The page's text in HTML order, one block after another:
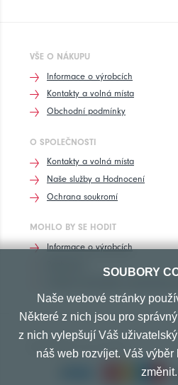
VŠE O NÁKUPU
Informace o výrobcích
Kontakty a volná místa
Obchodní podmínky
O SPOLEČNOSTI
Kontakty a volná místa
Naše služby a Hodnocení
Ochrana soukromí
MOHLO BY SE HODIT
Informace o výrobcích
PŘIJÍMÁME TYTO PLATBY
SOUBORY
Naše webové stránky
Některé z nich jsou pro
z nich vylepšují Váš
náš web rozvíjet. Váš
změnit.